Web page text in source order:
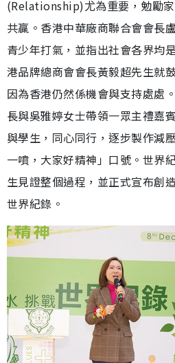
(Relationship)尤為重要，勉勵
共贏。香港中華廠商聯合會會長
青少年打氣，並指出社會各界均
港品牌總商會會長黃毅超先生就
因為香港仍然係機會與支持處處
長與吳雅婷女士帶領一眾主禮嘉
與學生，同心同行，逐步製作減
一噴，大家好精神」口號。世界
生見證整個過程，並正式宣布創
世界紀錄。